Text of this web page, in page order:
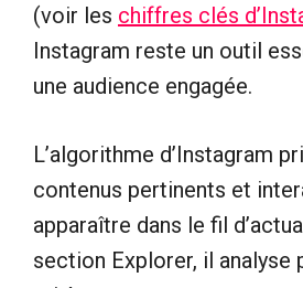
(voir les chiffres clés
Instagram reste un outil
une audience engagée.
L’algorithme d’Instagram
contenus pertinents et
apparaître dans le fil
section Explorer, il analyse